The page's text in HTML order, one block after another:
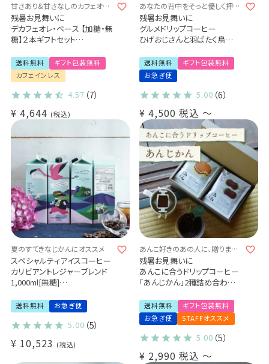
甘さあり&甘さなしのカフェオレ
の素♪
残暑お見舞いに
デカフェオレ・ベース 【加糖・無
糖】２本ギフトセット
素(l)
送料無料
ギフト包装無料
カフェインレス
4.57 （7）
¥ 4,644 税込
あなたの背中をそっと優しく押し
てくれる1杯となりますように
残暑お見舞いに
グルメドリップコーヒー
ひげおじさんと羽ばたく鳥
/ 2種27袋）
Qグレーダー厳選 スペシャルテ
ィコーヒー豆使用
送料無料
ギフト包装無料
お急ぎ便
5.00 （6）
¥ 4,500 税込 〜
夏のすてきなじかんにオススメ
スペシャルティアイスコーヒー
カリビアントレジャーブレンド
1,000ml[無糖]
送料無料 お急ぎ便
5.00 （5）
¥ 10,523 税込
あんこ好きのあの人に、贈りませ
んか？
残暑お見舞いに
あんこに合うドリップコーヒー
「あんじかん」2種詰め合わせギ
（2種10袋 / 2種20袋）
粒あんに合う珈琲
こしあんに合う珈琲
送料無料
ギフト包装無料
お急ぎ便
STAFFオススメ
5.00 （5）
¥ 2,990 税込 〜